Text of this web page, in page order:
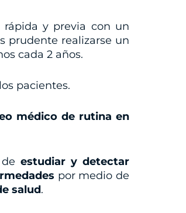
rápida y previa con un
prudente realizarse un
cada 2 años.
pacientes.
médico de rutina en
estudiar y detectar
por medio de
salud.